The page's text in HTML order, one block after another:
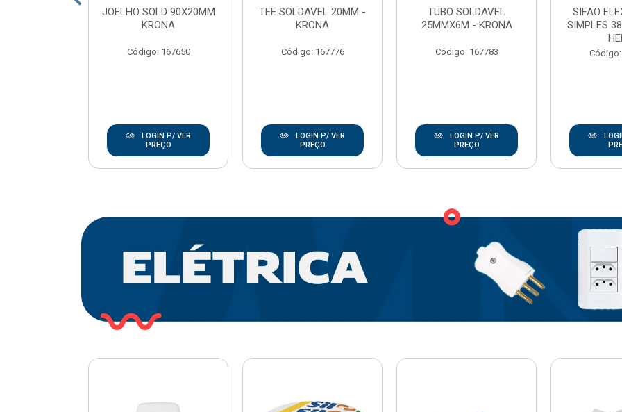
JOELHO SOLD 90X20MM
KRONA
Código: 167650
LOGIN P/ VER
PREÇO
TEE SOLDAVEL 20MM -
KRONA
Código: 167776
LOGIN P/ VER
PREÇO
TUBO SOLDAVEL
25MMX6M - KRONA
Código: 167783
LOGIN P/ VER
PREÇO
SIFAO
SIMPLES